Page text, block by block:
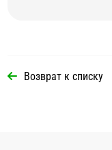
Возврат к списку